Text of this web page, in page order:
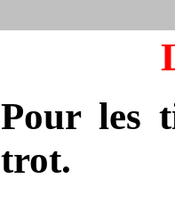
Pour les
trot.